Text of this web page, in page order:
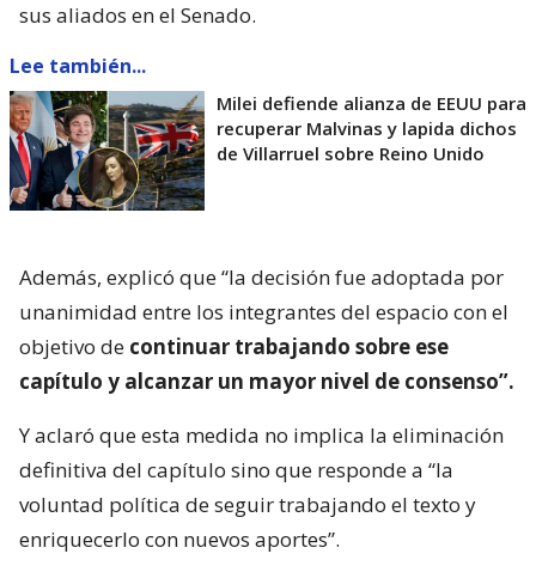
sus aliados en el Senado.
Lee también...
Milei defiende alianza de EEUU para
recuperar Malvinas y lapida dichos
de Villarruel sobre Reino Unido
Además, explicó que “la decisión fue adoptada por
unanimidad entre los integrantes del espacio con el
objetivo de continuar trabajando sobre ese
capítulo y alcanzar un mayor nivel de consenso”.
Y aclaró que esta medida no implica la eliminación
definitiva del capítulo sino que responde a “la
voluntad política de seguir trabajando el texto y
enriquecerlo con nuevos aportes”.